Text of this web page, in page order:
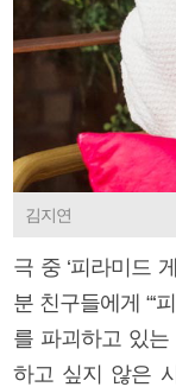
김지연
극 중 ‘피라미드
분 친구들에게 “‘
를 파괴하고 있는
하고 싶지 않은